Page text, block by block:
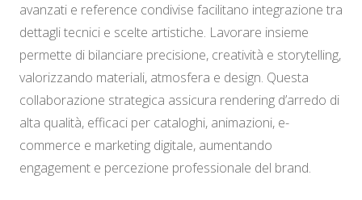
avanzati e reference condivise facilitano integrazione tra
dettagli tecnici e scelte artistiche. Lavorare insieme
permette di bilanciare precisione, creatività e storytelling,
valorizzando materiali, atmosfera e design. Questa
collaborazione strategica assicura rendering d’arredo di
alta qualità, efficaci per cataloghi, animazioni, e-
commerce e marketing digitale, aumentando
engagement e percezione professionale del brand.